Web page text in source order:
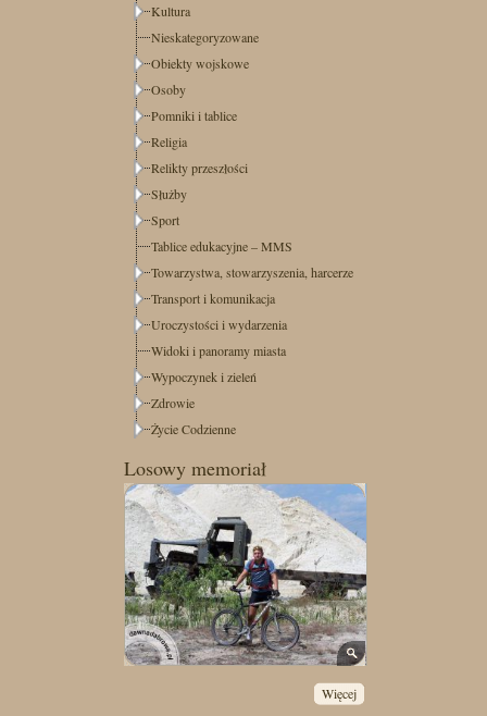
Kultura
Nieskategoryzowane
Obiekty wojskowe
Osoby
Pomniki i tablice
Religia
Relikty przeszłości
Służby
Sport
Tablice edukacyjne – MMS
Towarzystwa, stowarzyszenia, harcerze
Transport i komunikacja
Uroczystości i wydarzenia
Widoki i panoramy miasta
Wypoczynek i zieleń
Zdrowie
Życie Codzienne
Losowy memoriał
Więcej